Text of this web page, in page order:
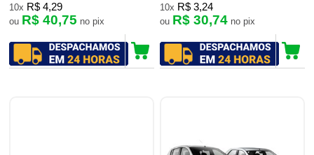
10x R$ 4,29
ou R$ 40,75 no pix
10x R$ 3,24
ou R$ 30,74 no pix